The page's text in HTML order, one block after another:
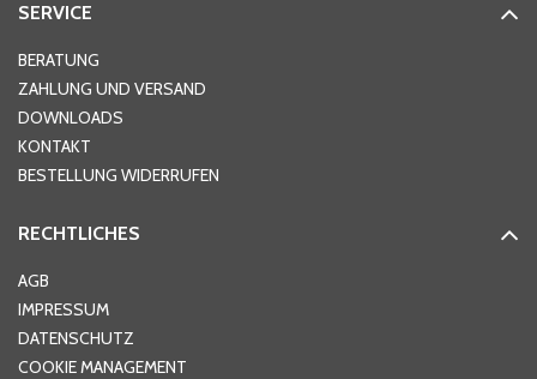
Hausnummer
Ort*
Telefon
SERVICE
BERATUNG
ZAHLUNG UND VERSAND
DOWNLOADS
KONTAKT
BESTELLUNG WIDERRUFEN
RECHTLICHES
AGB
IMPRESSUM
DATENSCHUTZ
COOKIE MANAGEMENT